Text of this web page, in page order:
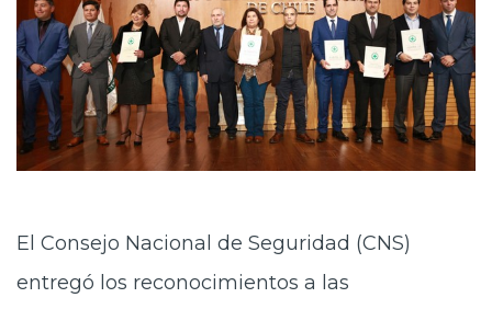
El Consejo Nacional de Seguridad (CNS)
entregó los reconocimientos a las